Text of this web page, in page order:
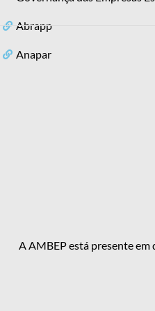
Abrapp
Anapar
A AMBEP está presente em